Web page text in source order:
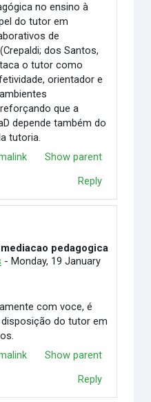
no ensino à
do tutor em
de
dos Santos,
o tutor como
orientador e
que a
depende também do
tutoria.
Show parent
Reply
de Lima pedagogica
- Monday, 19 January
com voce, é
do tutor em
Show parent
Reply